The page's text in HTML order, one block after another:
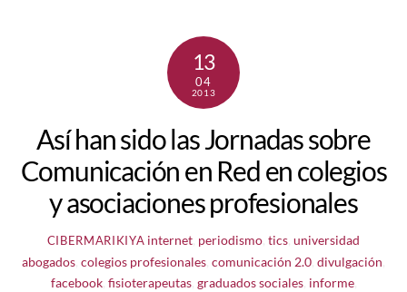
13
04
2013
Así han sido las Jornadas sobre
Comunicación en Red en colegios
y asociaciones profesionales
CIBERMARIKIYA internet periodismo ,tics ,universidad
abogados colegios profesionales comunicación 2.0 divulgación
facebook, fisioterapeutas, graduados sociales, informe,